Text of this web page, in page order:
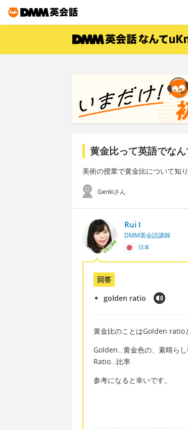
黄金比って英語でなん
美術の授業で黄金比について知
Genkiさん
Rui I
DMM英会話講師
日本
回答
golden ratio
黄金比のことはGolden ratio
Golden…黄金色の、素晴ら
Ratio…比率
参考になると幸いです。